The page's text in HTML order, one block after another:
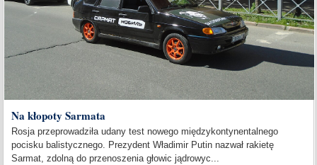
Na kłopoty Sarmata
Rosja przeprowadziła udany test nowego międzykontynentalnego
pocisku balistycznego. Prezydent Władimir Putin nazwał rakietę
Sarmat, zdolną do przenoszenia głowic jądrowyc...